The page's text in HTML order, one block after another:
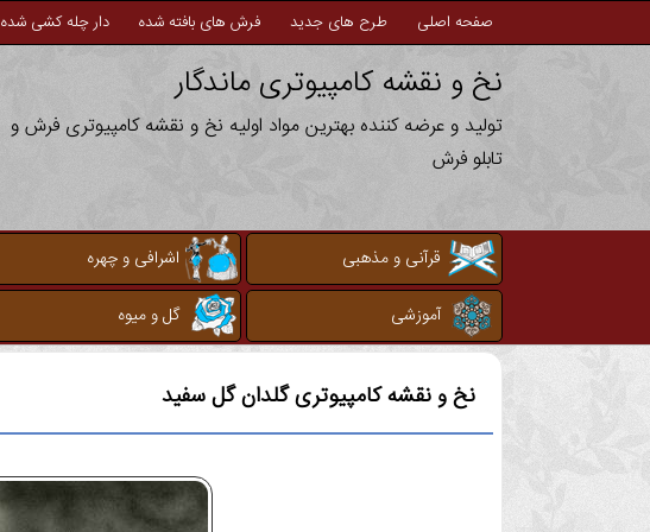
صفحه اصلی طرح های جدید فرش های بافته شده دار چله کشی شده
نخ و نقشه کامپیوتری ماندگار
تولید و عرضه کننده بهترین مواد اولیه نخ و نقشه کامپیوتری فرش و
تابلو فرش
قرآنی و مذهبی اشرافی و چهره
آموزشی
گل و میوه
نخ و نقشه کامپیوتریگلدان گل سفید